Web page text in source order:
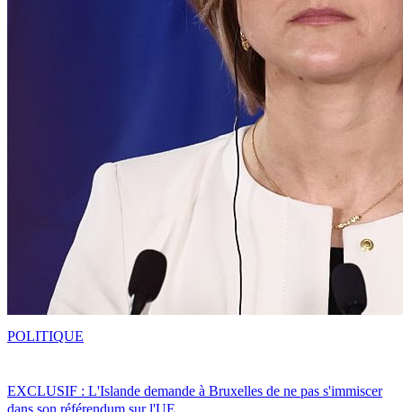
EXCLUSIF : L'Islande demande à Bruxelles de ne pas s'immiscer
dans son référendum sur l'UE
POLITIQUE